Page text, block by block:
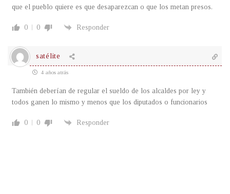
que el pueblo quiere es que desaparezcan o que los metan presos.
0 0 Responder
satélite
4 años atrás
También deberían de regular el sueldo de los alcaldes por ley y
todos ganen lo mismo y menos que los diputados o funcionarios
0 0 Responder